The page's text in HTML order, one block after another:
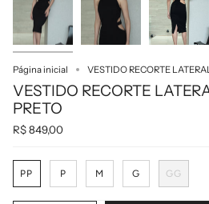
Página inicial VESTIDO RECORTE
VESTIDO RECORTE
PRETO
R$ 849,00
T
m
a
PP P M G GG